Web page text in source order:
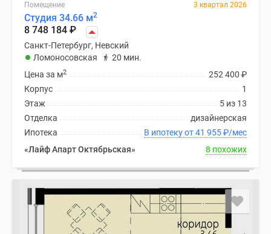
Помещение 3 квартал 2026
Студия 34.66 м2
8 748 184 ₽
Санкт-Петербург, Невский
Ломоносовская
20 мин.
252 400 ₽
Цена за м2
1
Корпус
5 из 13
Этаж
дизайнерская
Отделка
В ипотеку от 41 955₽/мес
Ипотека
«Лайф Апарт Октябрьская»
8 похожих